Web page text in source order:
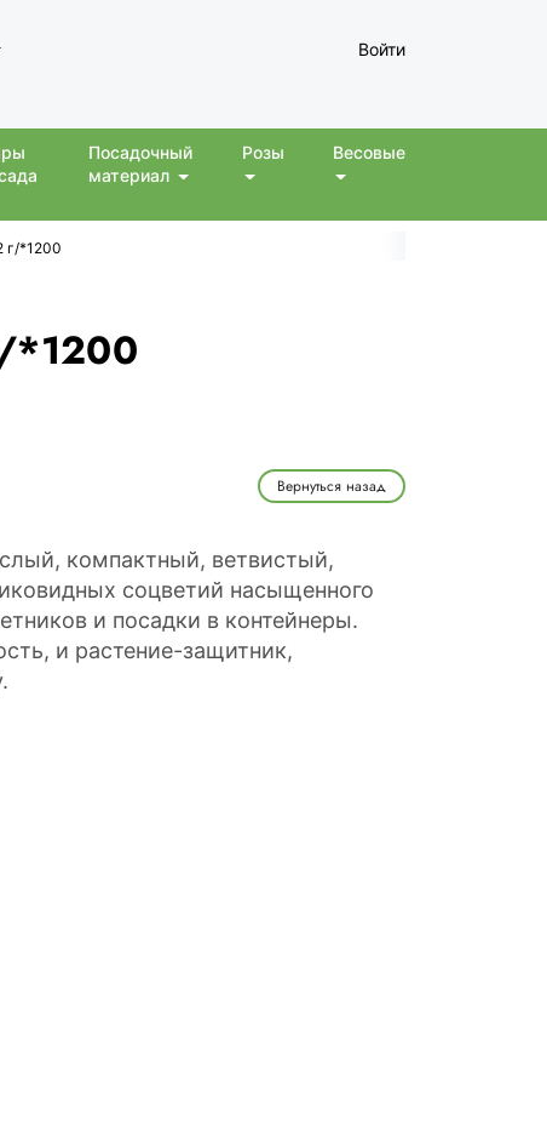
Войти
Посадочный
материал
Розы Весовые
г/*1200
*1200
Вернуться назад
компактный, ветвистый,
соцветий насыщенного
и посадки в контейнеры.
и растение-защитник,